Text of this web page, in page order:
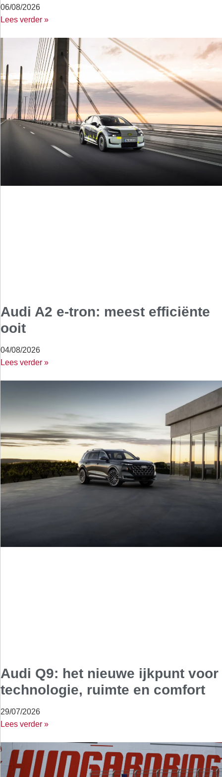
06/08/2026
Lees verder »
Audi A2 e-tron: meest efficiënte
ooit
04/08/2026
Lees verder »
Audi Q9: het nieuwe ijkpunt voor
technologie, ruimte en comfort
29/07/2026
Lees verder »